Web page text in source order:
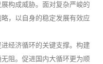
构成威胁。面对复杂严峻的
，以自身的稳定发展有效应
经济循环的关键支撑。构建
阻。促进国内大循环更为顺